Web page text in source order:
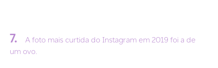
7.
A foto mais curtida do Instagram em 2019 foi a de
um ovo.